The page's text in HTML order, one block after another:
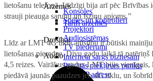
Ārzemēs
Tarifi ārzemēs
Drošībai
Interneta sargs biznesam
Privātās piekļuves punkts
Reālā IP adrese
Konsoles
Spēles un kontrolieri
Projektori
Audiosistēmas
TV piederumi
Audio
lietošanu telefonā. Līdzīgi bija arī pēc Brīvības
strauji pieauga sarunu un īsziņu apjoms.”
Līdz ar LMT 4G tīkla attīstību ir būtiski
lietošanas pieredze. Divu gadu laikā tā
4,5 reizes. Vairākus gadus LMT bijis vienīgais,
piedāvā jaunās paaudzes jeb 4G tīklu, un